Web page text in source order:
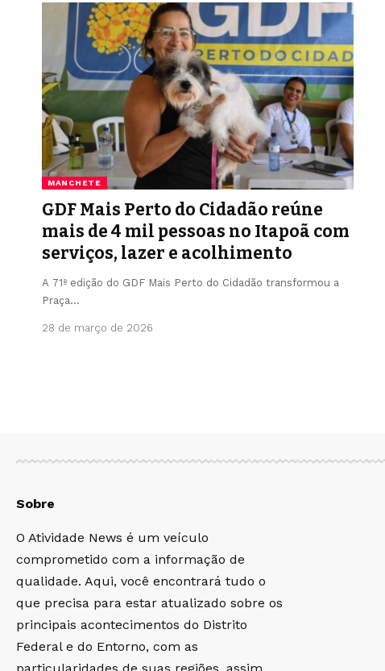
MANCHETE
GDF Mais Perto do Cidadão reúne
mais de 4 mil pessoas no Itapoã com
serviços, lazer e acolhimento
A 71ª edição do GDF Mais Perto do Cidadão transformou a
Praça…
28 de março de 2026
Sobre
O Atividade News é um veículo
comprometido com a informação de
qualidade. Aqui, você encontrará tudo o
que precisa para estar atualizado sobre os
principais acontecimentos do Distrito
Federal e do Entorno, com as